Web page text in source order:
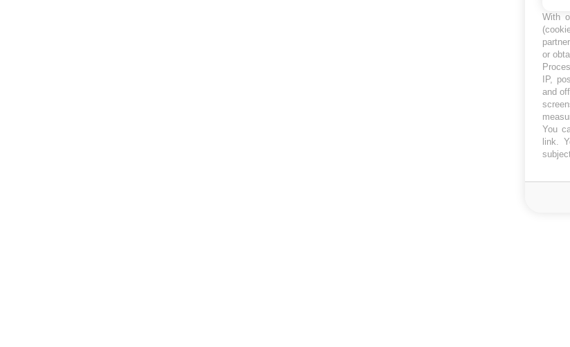
With
or
IP,
and
You
link.